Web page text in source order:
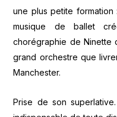
une plus petite
musique de ballet
chorégraphie de Ninette
grand orchestre que
Manchester.
Prise de son